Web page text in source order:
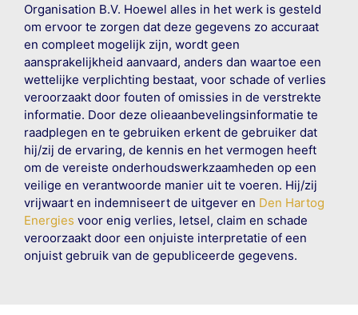
Organisation B.V. Hoewel alles in het werk is gesteld
om ervoor te zorgen dat deze gegevens zo accuraat
en compleet mogelijk zijn, wordt geen
aansprakelijkheid aanvaard, anders dan waartoe een
wettelijke verplichting bestaat, voor schade of verlies
veroorzaakt door fouten of omissies in de verstrekte
informatie. Door deze olieaanbevelingsinformatie te
raadplegen en te gebruiken erkent de gebruiker dat
hij/zij de ervaring, de kennis en het vermogen heeft
om de vereiste onderhoudswerkzaamheden op een
veilige en verantwoorde manier uit te voeren. Hij/zij
vrijwaart en indemniseert de uitgever en Den Hartog
Energies voor enig verlies, letsel, claim en schade
veroorzaakt door een onjuiste interpretatie of een
onjuist gebruik van de gepubliceerde gegevens.